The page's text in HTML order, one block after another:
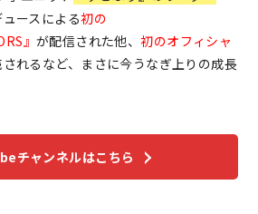
ースによる初の
』 が配信された他、初のオフィシャ
れるなど、まさに今うなぎ上りの成長
チャンネルはこちら